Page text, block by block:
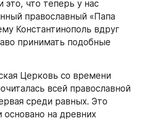
это, что теперь у нас
православный «Папа
Константинополь вдруг
принимать подобные
Церковь со времени
всей православной
среди равных. Это
основано на древних